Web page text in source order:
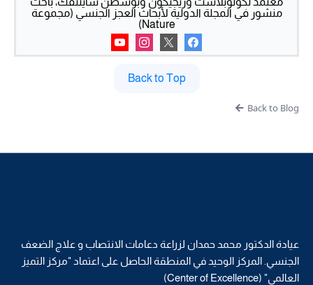
منشور في المجلة الدولية لأبحاث العجز الجنسي (مجموعة
Nature)
Back to Top
Back to Blog
عيادة الدكتور محمد حمدان لزراعة دعامات الانتصاب و علاج الضعف
الجنسي. المركز الوحيد في المنطقة الحاصل على اعتماد "مركز التميز
العالمي" (Center of Excellence)